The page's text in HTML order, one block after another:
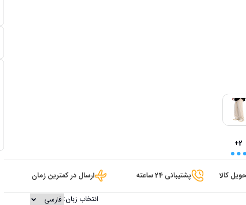
+2
کالا پشتیبانی 24 ساعته ارسال در کمترین زمان
انتخاب زبان: